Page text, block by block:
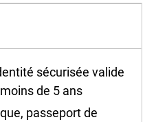
sécurisée valide
de 5 ans
passeport de